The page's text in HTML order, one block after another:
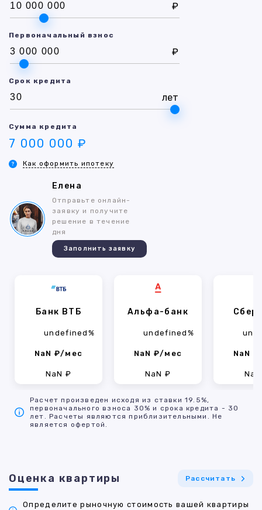
₽
Первоначальный взнос
₽
Срок кредита
лет
Сумма кредита
7 000 000 ₽
Как оформить ипотеку
Елена
Отправьте онлайн-
заявку и получите
решение в течение
дня
Заполнить заявку
Банк ВТБ
undefined%
NaN ₽/мес
NaN ₽
Альфа-банк
undefined%
NaN ₽/мес
NaN ₽
NaN
Расчет произведен исходя из ставки 19.5%,
первоначального взноса 30% и срока кредита - 30
лет. Расчеты являются приблизительными. Не
является офертой.
Оценка квартиры Рассчитать
Определите рыночную стоимость вашей квартиры